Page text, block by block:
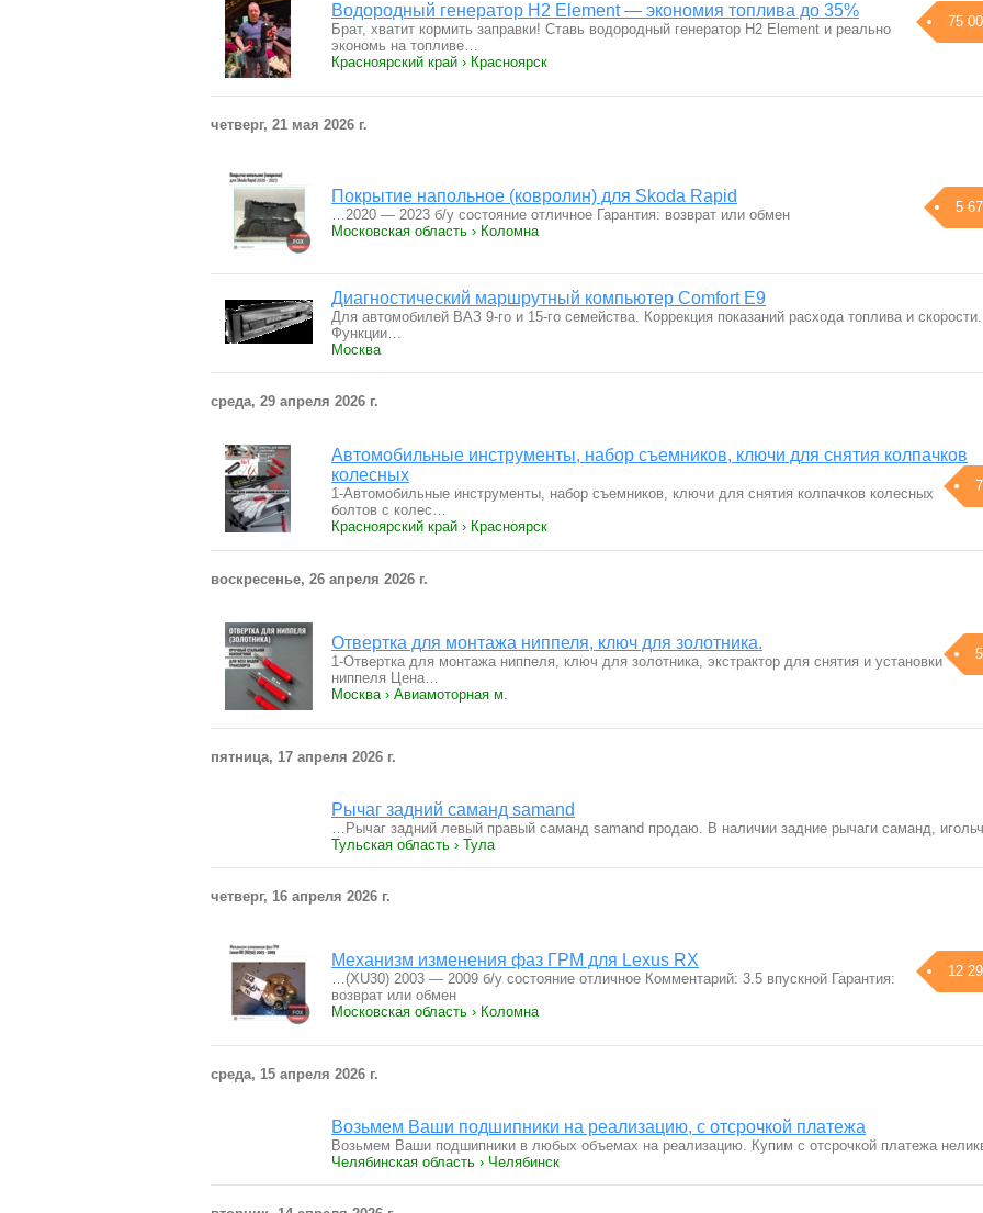
Водородный генератор H2 Element — экономия топлива до 35%
75
Брат, хватит кормить заправки! Ставь водородный генератор H2 Element и реально
экономь на топливе…
Красноярский край › Красноярск
четверг, 21 мая 2026 г.
Покрытие напольное (ковролин) для Skoda Rapid
5
…2020 — 2023 б/у состояние отличное Гарантия: возврат или обмен
Московская область › Коломна
Диагностический маршрутный компьютер Comfort E9
Для автомобилей ВАЗ 9-го и 15-го семейства. Коррекция показаний расхода топлива и скорости.
Функции…
Москва
среда, 29 апреля 2026 г.
Автомобильные инструменты, набор съемников, ключи для снятия колпачков
колесных
1-Автомобильные инструменты, набор съемников, ключи для снятия колпачков колесных
болтов с колес…
Красноярский край › Красноярск
воскресенье, 26 апреля 2026 г.
Отвертка для монтажа ниппеля, ключ для золотника.
1-Отвертка для монтажа ниппеля, ключ для золотника, экстрактор для снятия и установки
ниппеля Цена…
Москва › Авиамоторная м.
пятница, 17 апреля 2026 г.
Рычаг задний саманд samand
…Рычаг задний левый правый саманд samand продаю. В наличии задние рычаги саманд,
Тульская область › Тула
четверг, 16 апреля 2026 г.
Механизм изменения фаз ГРМ для Lexus RX
12
…(XU30) 2003 — 2009 б/у состояние отличное Комментарий: 3.5 впускной Гарантия:
возврат или обмен
Московская область › Коломна
среда, 15 апреля 2026 г.
Возьмем Ваши подшипники на реализацию, с отсрочкой платежа
Возьмем Ваши подшипники в любых объемах на реализацию. Купим с отсрочкой платежа
Челябинская область › Челябинск